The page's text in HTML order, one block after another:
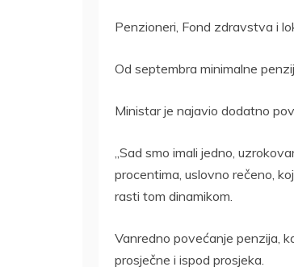
Penzioneri, Fond zdravstva i
Od septembra minimalne
Ministar je najavio dodatno
„Sad smo imali jedno,
procentima, uslovno rečeno,
rasti tom dinamikom.
Vanredno povećanje penzija,
prosječne i ispod prosjeka.